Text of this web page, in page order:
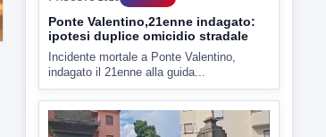
▶
7 AGOSTO 2026 CRONACA
Malore o aggressione? Sarà
l'autopsia a chiarire il giallo di Villa
Adriana